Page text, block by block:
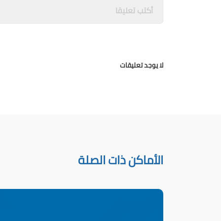
لا يوجد تعليقات
الأماكن ذات الصلة